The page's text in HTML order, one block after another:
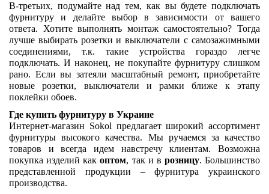
В-третьих, подумайте над тем, как вы будете подключать
фурнитуру и делайте выбор в зависимости от вашего
ответа. Хотите выполнять монтаж самостоятельно? Тогда
лучше выбирать розетки и выключатели с самозажимными
соединениями, т.к. такие устройства гораздо легче
подключать. И наконец, не покупайте фурнитуру слишком
рано. Если вы затеяли масштабный ремонт, приобретайте
новые розетки, выключатели и рамки ближе к этапу
поклейки обоев.
Где купить фурнитуру в Украине
Интернет-магазин Sokol предлагает широкий ассортимент
фурнитуры высокого качества. Мы ручаемся за качество
товаров и всегда идем навстречу клиентам. Возможна
покупка изделий как оптом, так и в розницу. Большинство
представленной продукции – фурнитура украинского
производства.